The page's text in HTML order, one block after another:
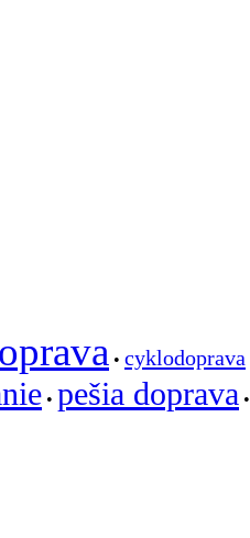
• cyklodoprava
• pešia doprava •